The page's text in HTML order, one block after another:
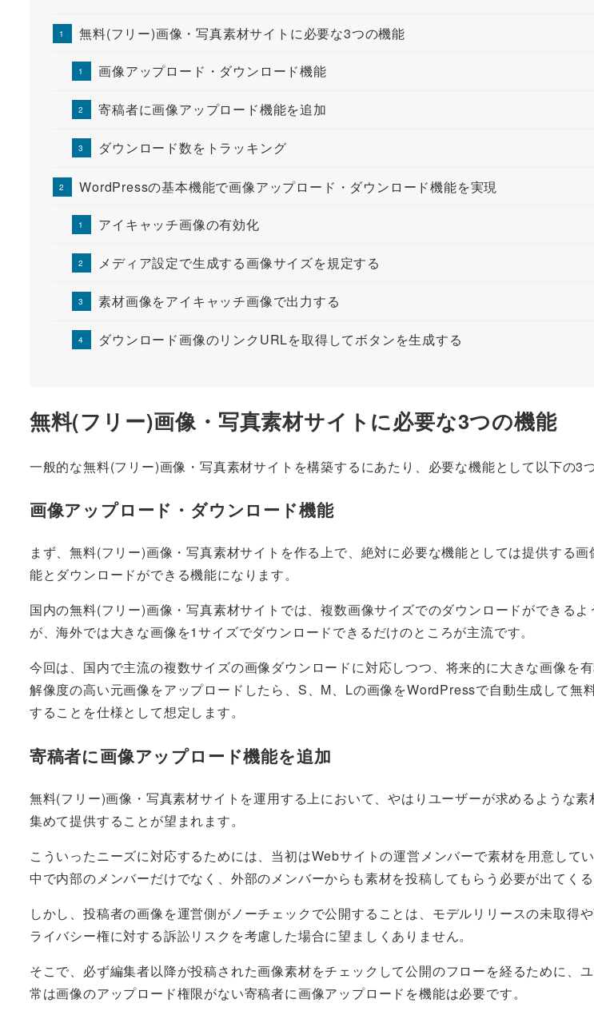
無料(フリー)画像・写真素材サイトに必要な3つの機能
画像アップロード・ダウンロード機能
寄稿者に画像アップロード機能を追加
ダウンロード数をトラッキング
WordPressの基本機能で画像アップロード・ダウンロード機能を実現
アイキャッチ画像の有効化
メディア設定で生成する画像サイズを規定する
素材画像をアイキャッチ画像で出力する
ダウンロード画像のリンクURLを取得してボタンを生成する
無料(フリー)画像・写真素材サイトに必要な3つの機能
一般的な無料(フリー)画像・写真素材サイトを構築するにあたり、必要な機能として以下の3
画像アップロード・ダウンロード機能
まず、無料(フリー)画像・写真素材サイトを作る上で、絶対に必要な機能としては提供する
能とダウンロードができる機能になります。
国内の無料(フリー)画像・写真素材サイトでは、複数画像サイズでのダウンロードができる
が、海外では大きな画像を1サイズでダウンロードできるだけのところが主流です。
今回は、国内で主流の複数サイズの画像ダウンロードに対応しつつ、将来的に大きな画像を有
解像度の高い元画像をアップロードしたら、S、M、Lの画像をWordPressで自動生成して無
することを仕様として想定します。
寄稿者に画像アップロード機能を追加
無料(フリー)画像・写真素材サイトを運用する上において、やはりユーザーが求めるような
集めて提供することが望まれます。
こういったニーズに対応するためには、当初はWebサイトの運営メンバーで素材を用意して
中で内部のメンバーだけでなく、外部のメンバーからも素材を投稿してもらう必要が出てくる
しかし、投稿者の画像を運営側がノーチェックで公開することは、モデルリリースの未取得
ライバシー権に対する訴訟リスクを考慮した場合に望ましくありません。
そこで、必ず編集者以降が投稿された画像素材をチェックして公開のフローを経るために、
常は画像のアップロード権限がない寄稿者に画像アップロードを機能は必要です。